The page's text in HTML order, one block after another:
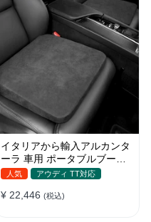
イタリアから輸入アルカンタ
ーラ 車用 ポータブルブース
ターシート 防寒
人気 アウディ TT対応
¥ 22,446 (税込)